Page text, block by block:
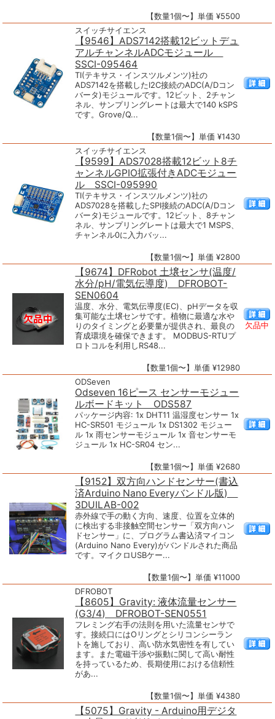
【数量1個〜】単価 ¥5500
スイッチサイエンス
【9546】ADS7142搭載12ビットデュ
アルチャンネルADCモジュール
SSCI-095464
TI(テキサス・インスツルメンツ)社の
ADS7142を搭載したI2C接続のADC(A/Dコン
バータ)モジュールです。12ビット、2チャン
ネル、サンプリングレートは最大で140 kSPS
です。Grove/Q...
【数量1個〜】単価 ¥1430
スイッチサイエンス
【9599】ADS7028搭載12ビット8チ
ャンネルGPIO拡張付きADCモジュー
ル SSCI-095990
TI(テキサス・インスツルメンツ)社の
ADS7028を搭載したSPI接続のADC(A/Dコン
バータ)モジュールです。12ビット、8チャン
ネル、サンプリングレートは最大で1 MSPS、
チャンネル0に入力バッ...
【数量1個〜】単価 ¥2800
【9674】DFRobot 土壌センサ(温度/
水分/pH/電気伝導度) DFROBOT-
SEN0604
温度、水分、電気伝導度(EC)、pHデータを収
集可能な土壌センサです。植物に最適な水や
りのタイミングと必要量が提供され、最良の
育成環境を確保できます。 MODBUS-RTUプ
ロトコルを利用しRS48...
【数量1個〜】単価 ¥12980
欠品中
ODSeven
Odseven 16ピース センサーモジュー
ルボードキット ODS587
パッケージ内容: 1x DHT11 温湿度センサー 1x
HC-SR501 モジュール 1x DS1302 モジュー
ル 1x 雨センサーモジュール 1x 音センサーモ
ジュール 1x HC-SR04 セン...
【数量1個〜】単価 ¥2680
【9152】双方向ハンドセンサー(書込
済Arduino Nano Everyバンドル版)
3DUILAB-002
赤外線で手の動く方向、速度、位置を立体的
に検出する非接触空間センサー「双方向ハン
ドセンサー」に、プログラム書込済マイコン
(Arduino Nano Every)がバンドルされた商品
です。マイクロUSBケー...
【数量1個〜】単価 ¥11000
DFROBOT
【8605】Gravity: 液体流量センサー
(G3/4) DFROBOT-SEN0551
フレミング右手の法則を用いた流量センサで
す。接続口にはOリングとシリコンシーラン
トを施しており、高い防水気密性を有してい
ます。また電磁干渉や振動に関して高い耐性
を持っているため、長期使用における信頼性
があ...
【数量1個〜】単価 ¥4380
【5075】Gravity - Arduino用デジタ